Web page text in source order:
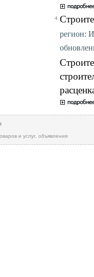
4.
регион:
и услуг, объявления